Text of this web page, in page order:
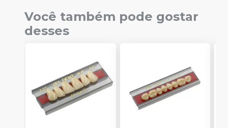
Você também pode gostar
desses